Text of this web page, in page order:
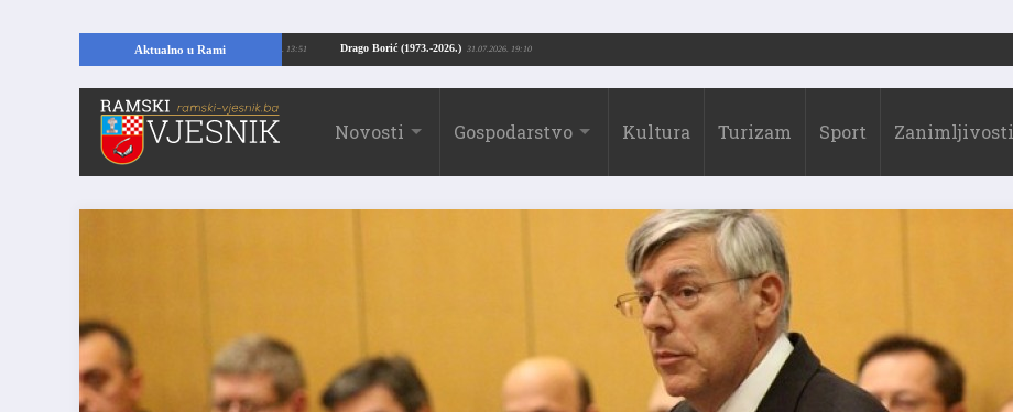
Aktualno u Rami Drago Borić (1973.-2026.) 31.07.2026. 19:10
temelje kuće, pronašao vrijedne arheološke ostatke 24.07.2026. 13:51
Novosti Gospodarstvo Kultura Turizam Sport Zanimljivosti